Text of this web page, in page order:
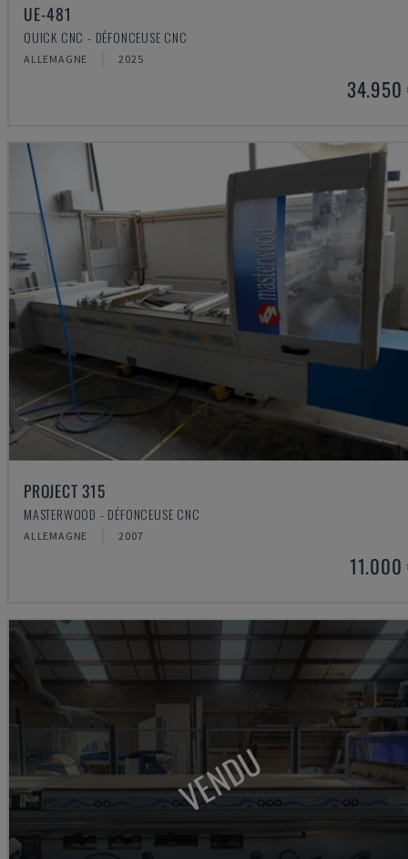
UE-481
QUICK CNC - DÉFONCEUSE CNC
ALLEMAGNE 2025
34.950
PROJECT 315
MASTERWOOD - DÉFONCEUSE CNC
ALLEMAGNE 2007
11.000
VENDU